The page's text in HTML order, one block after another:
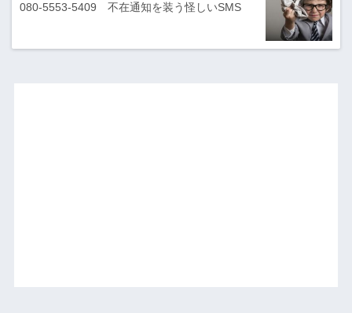
080-5553-5409 不在通知を装う怪しいSMS